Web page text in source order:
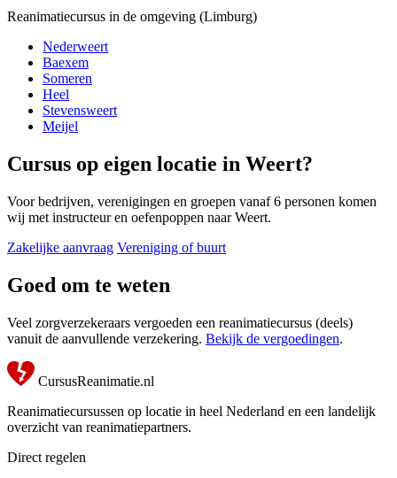
Reanimatiecursus in de omgeving (Limburg)
Nederweert
Baexem
Someren
Heel
Stevensweert
Meijel
Cursus op eigen locatie in Weert?
Voor bedrijven, verenigingen en groepen vanaf 6 personen komen
wij met instructeur en oefenpoppen naar Weert.
Zakelijke aanvraag Vereniging of buurt
Goed om te weten
Veel zorgverzekeraars vergoeden een reanimatiecursus (deels)
vanuit de aanvullende verzekering. Bekijk de vergoedingen.
CursusReanimatie.nl
Reanimatiecursussen op locatie in heel Nederland en een landelijk
overzicht van reanimatiepartners.
Direct regelen